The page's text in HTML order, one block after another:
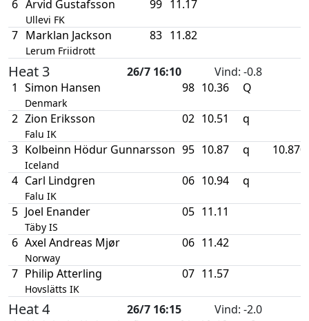
6 Arvid Gustafsson
Ullevi FK
99 11.17
7 Marklan Jackson
Lerum Friidrott
83 11.82
Heat 3 26/7 16:10 Vind: -0.8
1 Simon Hansen
Denmark
98 10.36 Q
2 Zion Eriksson
Falu IK
02 10.51 q
3 Kolbeinn Hödur Gunnarsson
Iceland
95 10.87 q 10.870
4 Carl Lindgren
Falu IK
06 10.94 q
5 Joel Enander
Täby IS
05 11.11
6 Axel Andreas Mjør
Norway
06 11.42
7 Philip Atterling
Hovslätts IK
07 11.57
Heat 4 26/7 16:15 Vind: -2.0